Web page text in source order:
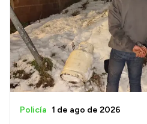
Policía 1 de ago de 2026